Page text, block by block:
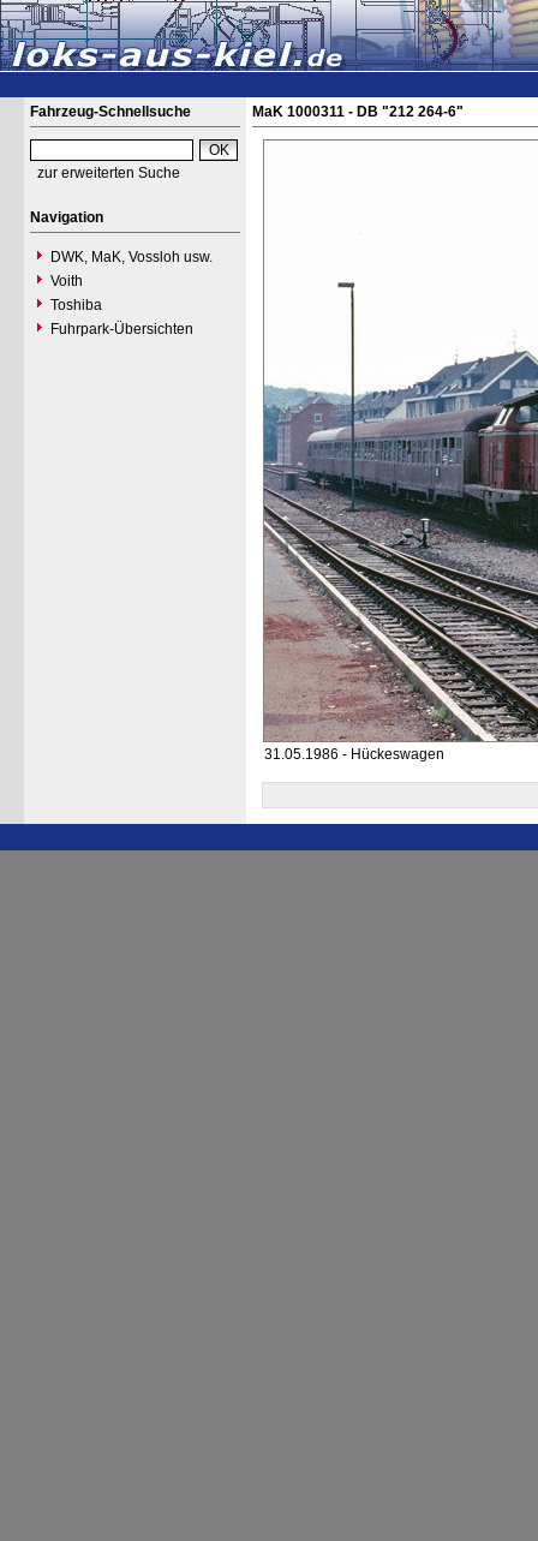
Fahrzeug-Schnellsuche
zur erweiterten Suche
Navigation
DWK, MaK, Vossloh usw.
Voith
Toshiba
Fuhrpark-Übersichten
MaK 1000311 - DB "212 264-6"
31.05.1986 - Hückeswagen